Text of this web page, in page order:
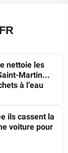
nettoie les
Martin...
à l’eau
ils cassent la
voiture pour